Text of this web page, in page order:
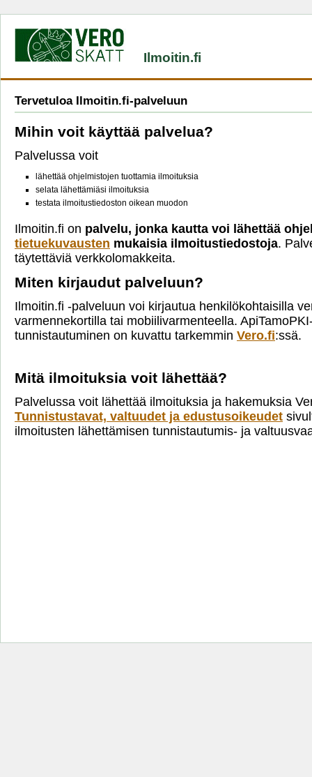
Ilmoitin.fi
Tervetuloa Ilmoitin.fi-palveluun
Mihin voit käyttää palvelua?
Palvelussa voit
lähettää ohjelmistojen tuottamia ilmoituksia
selata lähettämiäsi ilmoituksia
testata ilmoitustiedoston oikean muodon
Ilmoitin.fi on palvelu, jonka kautta voi lähettää
tietuekuvausten mukaisia ilmoitustiedostoja.
täytettäviä verkkolomakkeita.
Miten kirjaudut palveluun?
Ilmoitin.fi -palveluun voi kirjautua henkilökohtaisilla
varmennekortilla tai mobiilivarmenteella.
tunnistautuminen on kuvattu tarkemmin Vero.fi:ssä.
Mitä ilmoituksia voit lähettää?
Palvelussa voit lähettää ilmoituksia ja hakemuksia
Tunnistustavat, valtuudet ja edustusoikeudet
ilmoitusten lähettämisen tunnistautumis- ja